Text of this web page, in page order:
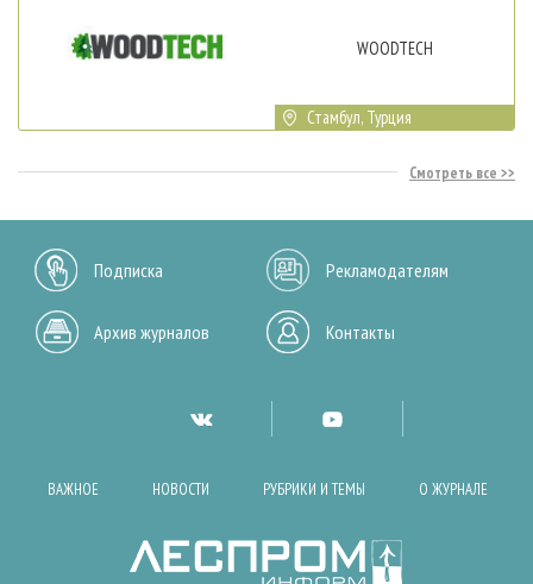
WOODTECH
Стамбул, Турция
Смотреть все
Подписка Рекламодателям
Архив журналов Контакты
ВАЖНОЕ НОВОСТИ РУБРИКИ И ТЕМЫ О ЖУРНАЛЕ